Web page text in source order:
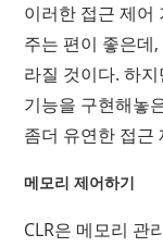
이러한 접근 제어
주는 편이 좋은데
라질 것이다. 하
기능을 구현해놓
좀더 유연한 접근
메모리 제어하기
CLR은 메모리 관